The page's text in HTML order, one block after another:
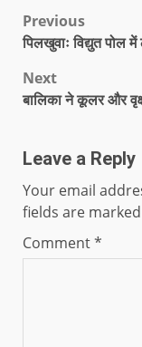
Previous
पिलखुवाः विद्युत पोल
Next
बालिका ने कूलर और
Leave a Reply
Your email
fields are marked
Comment*